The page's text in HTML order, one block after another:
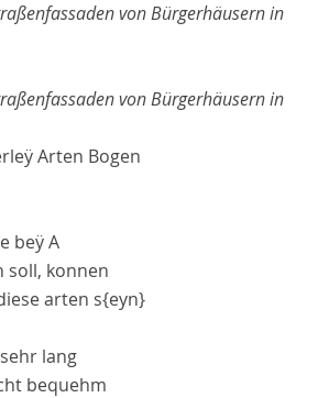
von Bürgerhäusern in
von Bürgerhäusern in
Arten Bogen
beÿA
soll, konnen
arten s{eyn}
lang
bequehm